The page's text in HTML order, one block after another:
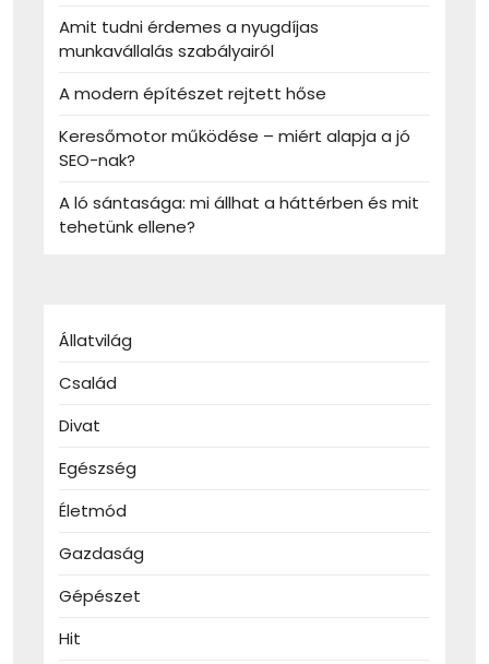
Amit tudni érdemes a nyugdíjas
munkavállalás szabályairól
A modern építészet rejtett hőse
Keresőmotor működése – miért alapja a jó
SEO-nak?
A ló sántasága: mi állhat a háttérben és mit
tehetünk ellene?
Állatvilág
Család
Divat
Egészség
Életmód
Gazdaság
Gépészet
Hit